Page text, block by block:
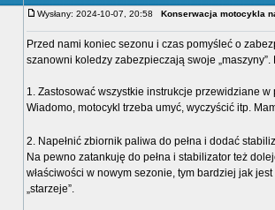
Wysłany: 2024-10-07, 20:58 Konserwacja motocykla
Przed nami koniec sezonu i czas pomyśleć o
szanowni koledzy zabezpieczają swoje
1. Zastosować wszystkie instrukcje przewidziane
Wiadomo, motocykl trzeba umyć, wyczyścić itp.
2. Napełnić zbiornik paliwa do pełna i dodać
Na pewno zatankuję do pełna i stabilizator też
właściwości w nowym sezonie, tym bardziej jak
„starzeje”.